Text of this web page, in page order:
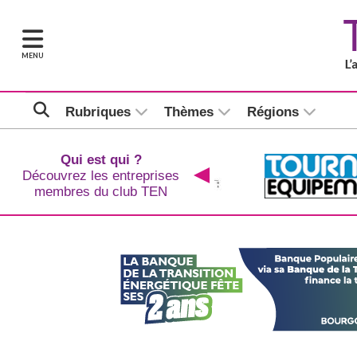
MENU
Rubriques Thèmes Régions
Qui est qui ?
Découvrez les entreprises
membres du club TEN